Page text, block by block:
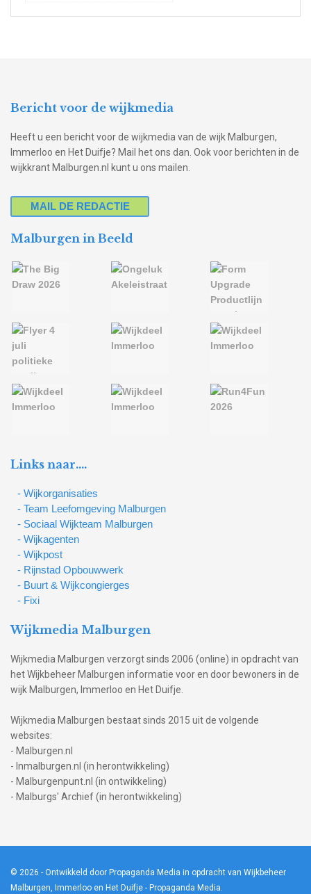
Bericht voor de wijkmedia
Heeft u een bericht voor de wijkmedia van de wijk Malburgen,
Immerloo en Het Duifje? Mail het ons dan. Ook voor berichten in de
wijkkrant Malburgen.nl kunt u ons mailen.
MAIL DE REDACTIE
Malburgen in Beeld
Links naar….
- Wijkorganisaties
- Team Leefomgeving Malburgen
- Sociaal Wijkteam Malburgen
- Wijkagenten
- Wijkpost
- Rijnstad Opbouwwerk
- Buurt & Wijkcongierges
- Fixi
Wijkmedia Malburgen
Wijkmedia Malburgen verzorgt sinds 2006 (online) in opdracht van
het Wijkbeheer Malburgen informatie voor en door bewoners in de
wijk Malburgen, Immerloo en Het Duifje.
Wijkmedia Malburgen bestaat sinds 2015 uit de volgende
websites:
- Malburgen.nl
- Inmalburgen.nl (in herontwikkeling)
- Malburgenpunt.nl (in ontwikkeling)
- Malburgs' Archief (in herontwikkeling)
© 2026 - Ontwikkeld door Propaganda Media in opdracht van Wijkbeheer
Malburgen, Immerloo en Het Duifje - Propaganda Media.